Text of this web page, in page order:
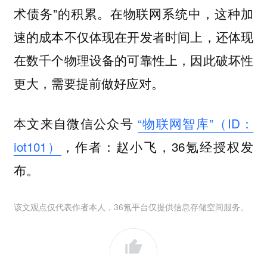
术债务”的积累。在物联网系统中，这种加
速的成本不仅体现在开发者时间上，还体现
在数千个物理设备的可靠性上，因此破坏性
更大，需要提前做好应对。
本文来自微信公众号 “物联网智库”（ID：
iot101）
，作者：赵小飞，36氪经授权发
布。
该文观点仅代表作者本人，36氪平台仅提供信息存储空间服务。